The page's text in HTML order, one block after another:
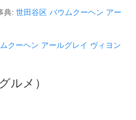
典: 世田谷区 バウムクーヘン アー
クーヘン アールグレイ ヴィヨン
ルメ）